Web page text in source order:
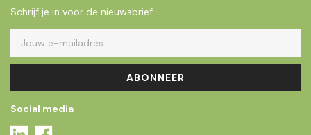
Schrijf je in voor de nieuwsbrief
ABONNEER
Social media